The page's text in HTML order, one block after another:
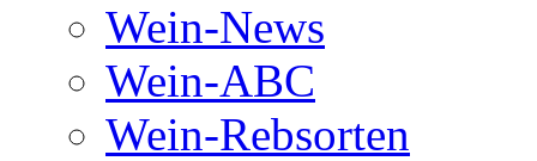
Wein-News
Wein-ABC
Wein-Rebsorten